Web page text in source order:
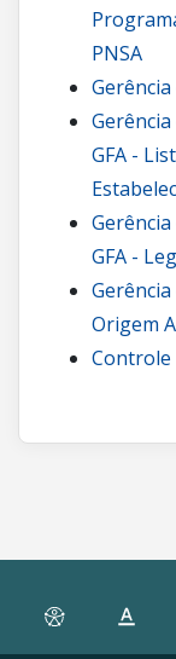
PNSA
GFA -
GFA -
Origem